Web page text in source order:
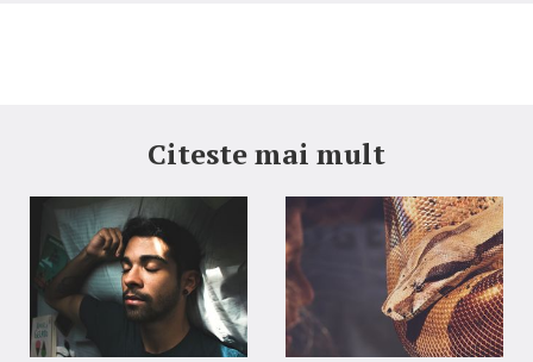
Citeste mai mult